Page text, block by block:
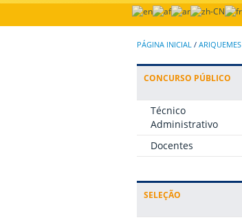
PÁGINA INICIAL / ARIQUEMES
CONCURSO PÚBLICO
Técnico
Administrativo
Docentes
SELEÇÃO